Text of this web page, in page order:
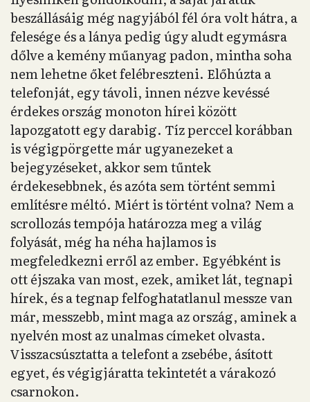
beszállásáig még nagyjából fél óra volt hátra, a
felesége és a lánya pedig úgy aludt egymásra
dőlve a kemény műanyag padon, mintha soha
nem lehetne őket felébreszteni. Előhúzta a
telefonját, egy távoli, innen nézve kevéssé
érdekes ország monoton hírei között
lapozgatott egy darabig. Tíz perccel korábban
is végigpörgette már ugyanezeket a
bejegyzéseket, akkor sem tűntek
érdekesebbnek, és azóta sem történt semmi
említésre méltó. Miért is történt volna? Nem a
scrollozás tempója határozza meg a világ
folyását, még ha néha hajlamos is
megfeledkezni erről az ember. Egyébként is
ott éjszaka van most, ezek, amiket lát, tegnapi
hírek, és a tegnap felfoghatatlanul messze van
már, messzebb, mint maga az ország, aminek a
nyelvén most az unalmas címeket olvasta.
Visszacsúsztatta a telefont a zsebébe, ásított
egyet, és végigjáratta tekintetét a várakozó
csarnokon.